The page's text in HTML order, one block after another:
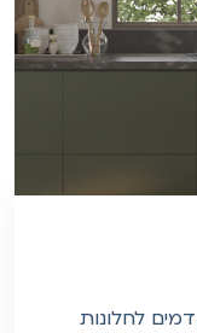
לחלונות